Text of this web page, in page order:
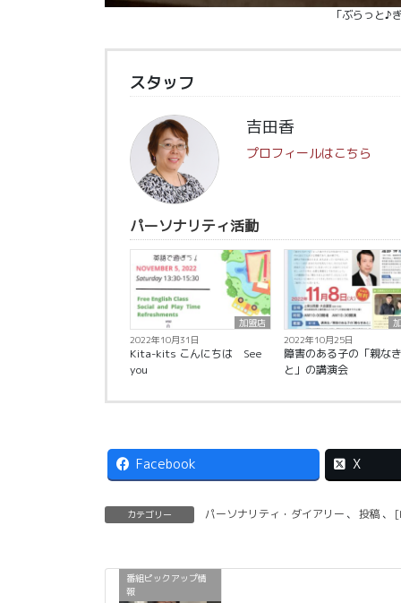
「ぶらっと♪
スタッフ
吉田香
プロフィールはこちら
パーソナリティ活動
加盟店
2022年10月31日
Kita-kits こんにちは See
you
2022年10月25日
障害のある子の「親な
と」の講演会
Facebook X
カテゴリー パーソナリティ・ダイアリー 、 投稿 、
番組ピックアップ情
報